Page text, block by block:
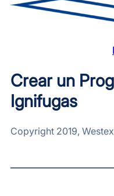
Crear un
Ignifugas
Copyright 2019,